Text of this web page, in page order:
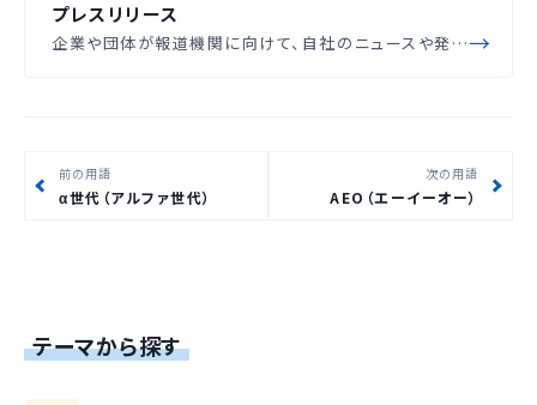
プレスリリース
企業や団体が報道機関に向けて、自社のニュースや発…
前の用語
α世代（アルファ世代）
次の用語
AEO（エーイーオー）
テーマから探す